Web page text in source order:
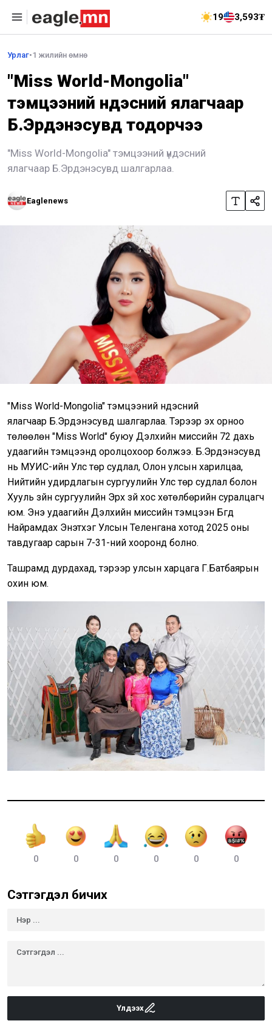
19 3,593₮
Урлаг•1 жилийн өмнө
"Miss World-Mongolia"
тэмцээний үндэсний ялагчаар
Б.Эрдэнэсувд тодорчээ
"Miss World-Mongolia" тэмцээний үндэсний
ялагчаар Б.Эрдэнэсувд шалгарлаа.
Eaglenews
"Miss World-Mongolia" тэмцээний үндэсний
ялагчаар Б.Эрдэнэсувд шалгарлаа. Тэрээр эх орноо
төлөөлөн "Miss World" буюу Дэлхийн миссийн 72 дахь
удаагийн тэмцээнд оролцохоор болжээ. Б.Эрдэнэсувд
нь МУИС-ийн Улс төр судлал, Олон улсын харилцаа,
Нийтийн удирдлагын сургуулийн Улс төр судлал болон
Хууль зүйн сургуулийн Эрх зүй хос хөтөлбөрийн суралцагч
юм. Энэ удаагийн Дэлхийн миссийн тэмцээн Бүгд
Найрамдах Энэтхэг Улсын Теленгана хотод 2025 оны
тавдугаар сарын 7-31-ний хооронд болно.
Ташрамд дурдахад, тэрээр улсын харцага Г.Батбаярын
охин юм.
0 0 0 0 0 0
Сэтгэгдэл бичих
Үлдээх